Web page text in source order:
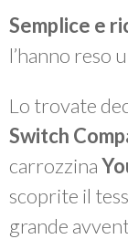
Semplice e
l’hanno reso
Lo trovate
Switch
carrozzina
scoprite il
grande